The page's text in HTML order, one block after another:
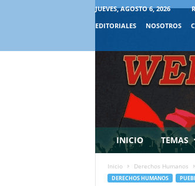
JUEVES, AGOSTO 6, 2026
EDITORIALES
NOSOTROS
INICIO TEMAS
Inicio Derechos Humanos
DERECHOS HUMANOS